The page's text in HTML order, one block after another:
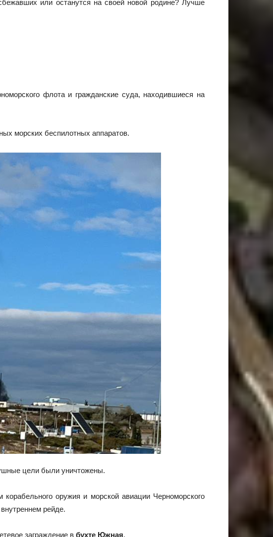
или останутся на своей новой родине? Лучше
флота и гражданские суда, находившиеся на
морских беспилотных аппаратов.
цели были уничтожены.
оружия и морской авиации Черноморского
рейде.
заграждение вбухте Южная.